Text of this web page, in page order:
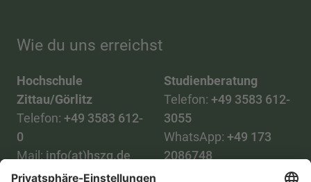
Wie du uns erreichst
Hochschule
Zittau/Görlitz
Telefon: +49 3583 612-
0
Mail: info(at)hszg.de
Studienberatung
Telefon: +49 3583 612-
3055
WhatsApp: +49 173
2086748